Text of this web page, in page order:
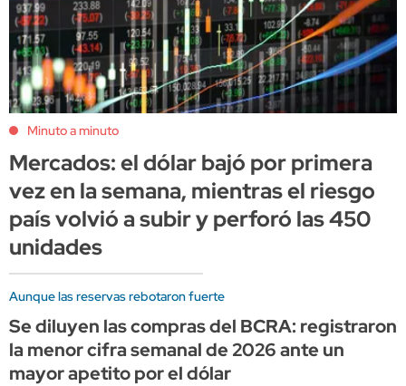
Minuto a minuto
Mercados: el dólar bajó por primera
vez en la semana, mientras el riesgo
país volvió a subir y perforó las 450
unidades
Aunque las reservas rebotaron fuerte
Se diluyen las compras del BCRA: registraron
la menor cifra semanal de 2026 ante un
mayor apetito por el dólar